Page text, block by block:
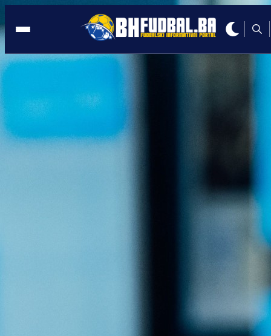
Irfan Peljto ide na Evropsko prvenstvo!